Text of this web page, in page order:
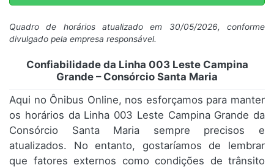
Quadro de horários atualizado em 30/05/2026, conforme
divulgado pela empresa responsável.
Confiabilidade da Linha 003 Leste Campina
Grande – Consórcio Santa Maria
Aqui no Ônibus Online, nos esforçamos para manter
os horários da Linha 003 Leste Campina Grande da
Consórcio Santa Maria sempre precisos e
atualizados. No entanto, gostaríamos de lembrar
que fatores externos como condições de trânsito